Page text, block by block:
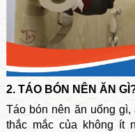
2. TÁO BÓN NÊN ĂN
Táo bón nên ăn uống
thắc mắc của không ít